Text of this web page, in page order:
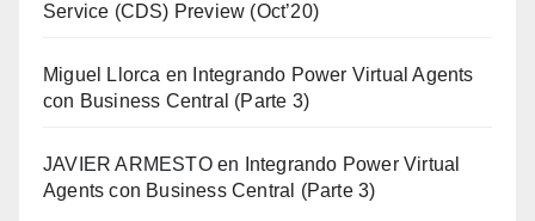
Service (CDS) Preview (Oct’20)
Miguel Llorca en
Integrando Power Virtual Agents
con Business Central (Parte 3)
JAVIER ARMESTOen
Integrando Power Virtual
Agents con Business Central (Parte 3)